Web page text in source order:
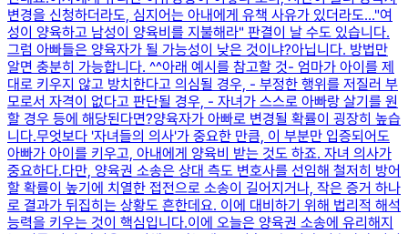
변경을 신청하더라도, 심지어는 아내에게 유책 사유가 있더라도...​"여
성이 양육하고 남성이 양육비를 지불해라" 판결이 날 수도 있습니다.
그럼 아빠들은 양육자가 될 가능성이 낮은 것이냐?아닙니다. 방법만
알면 충분히 가능합니다. ^^아래 예시를 참고할 것​- 엄마가 아이를 제
대로 키우지 않고 방치한다고 의심될 경우, ​- 부정한 행위를 저질러 부
모로서 자격이 없다고 판단될 경우, ​- 자녀가 스스로 아빠랑 살기를 원
할 경우 등에 해당된다면?​양육자가 아빠로 변경될 확률이 굉장히 높습
니다.​무엇보다 '자녀들의 의사'가 중요한 만큼, 이 부분만 입증되어도
아빠가 아이를 키우고, 아내에게 양육비 받는 것도 하죠. 자녀 의사가
중요하다.​다만, 양육권 소송은 상대 측도 변호사를 선임해 철저히 방어
할 확률이 높기에 ​치열한 접전으로 소송이 길어지거나, 작은 증거 하나
로 결과가 뒤집히는 상황도 흔한데요. ​이에 대비하기 위해 법리적 해석
능력을 키우는 것이 핵심입니다.​이에 오늘은 양육권 소송에 유리해지